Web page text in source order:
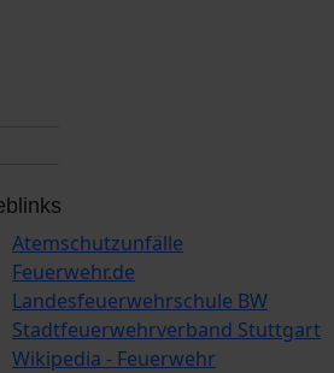
Atemschutzunfälle
Feuerwehr.de
Landesfeuerwehrschule BW
Stadtfeuerwehrverband Stuttgart
Wikipedia - Feuerwehr